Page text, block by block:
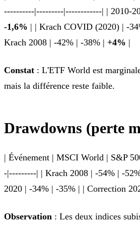
----------|---------|------------| | 2010-
-1,6% | | Krach COVID (2020) | -
Krach 2008 | -42% | -38% | +4% |
Constat : L'ETF World est
mais la différence reste faible.
Drawdowns (perte
| Événement | MSCI World | S&P
-|---------| | Krach 2008 | -54% | -
2020 | -34% | -35% | | Correction
Observation : Les deux indices